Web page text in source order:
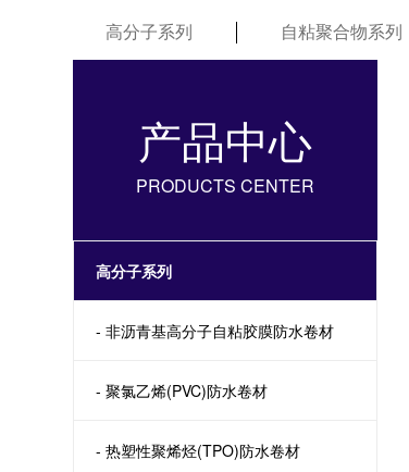
高分子系列 自粘聚合物系列
产品中心
PRODUCTS CENTER
高分子系列
- 非沥青基高分子自粘胶膜防水卷材
- 聚氯乙烯(PVC)防水卷材
- 热塑性聚烯烃(TPO)防水卷材